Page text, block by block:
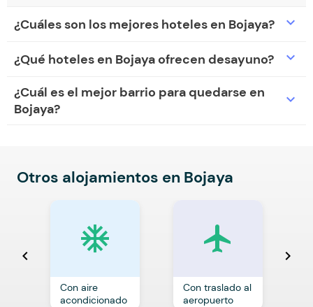
¿Cuáles son los mejores hoteles en Bojaya? expand_more
¿Qué hoteles en Bojaya ofrecen desayuno? expand_more
¿Cuál es el mejor barrio para quedarse en
Bojaya?
expand_more
Otros alojamientos en Bojaya
chevron_left
ac_unit
Con aire
acondicionado
local_airport
Con traslado al
aeropuerto
chevron_right